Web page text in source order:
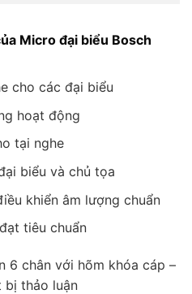
Micro đại biểu Bosch
cho các đại biểu
hoạt động
tại nghe
biểu và chủ tọa
khiển âm lượng chuẩn
tiêu chuẩn
6 chân với hõm khóa cáp –
thảo luận